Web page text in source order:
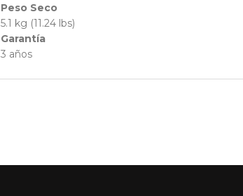
Peso Seco
5.1 kg (11.24 lbs)
Garantía
3 años